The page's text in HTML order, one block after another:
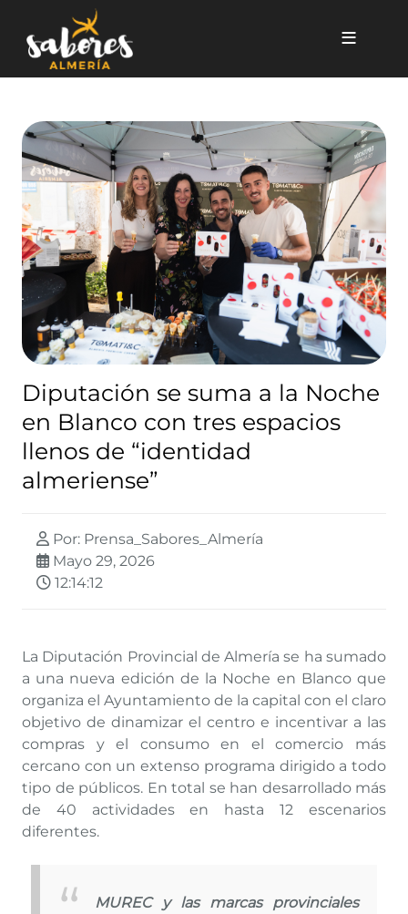
Diputación se suma a la
Diputación se suma a la Noche
en Blanco con tres espacios
llenos de “identidad
almeriense”
Por: Prensa_Sabores_Almería
Mayo 29, 2026
12:14:12
La Diputación Provincial de Almería se ha sumado
a una nueva edición de la Noche en Blanco que
organiza el Ayuntamiento de la capital con el claro
objetivo de dinamizar el centro e incentivar a las
compras y el consumo en el comercio más
cercano con un extenso programa dirigido a todo
tipo de públicos. En total se han desarrollado más
de 40 actividades en hasta 12 escenarios
diferentes.
MUREC y las marcas provinciales